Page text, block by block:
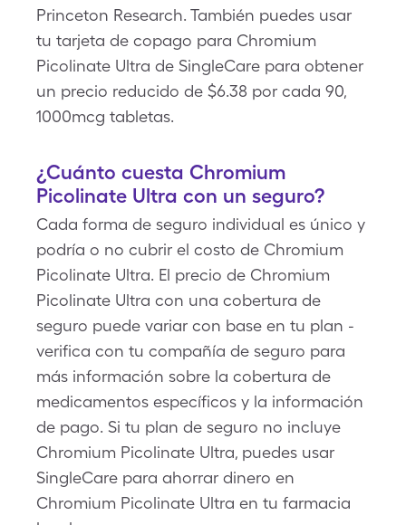
Princeton Research. También puedes usar
tu tarjeta de copago para Chromium
Picolinate Ultra de SingleCare para obtener
un precio reducido de $6.38 por cada 90,
1000mcg tabletas.
¿Cuánto cuesta Chromium
Picolinate Ultra con un seguro?
Cada forma de seguro individual es único y
podría o no cubrir el costo de Chromium
Picolinate Ultra. El precio de Chromium
Picolinate Ultra con una cobertura de
seguro puede variar con base en tu plan -
verifica con tu compañía de seguro para
más información sobre la cobertura de
medicamentos específicos y la información
de pago. Si tu plan de seguro no incluye
Chromium Picolinate Ultra, puedes usar
SingleCare para ahorrar dinero en
Chromium Picolinate Ultra en tu farmacia